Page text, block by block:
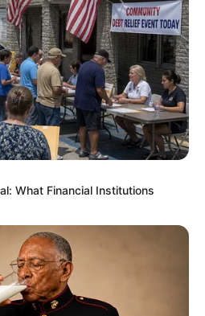
is the secret to feeling your
Will Probably Be His Best To
What Financial Institutions